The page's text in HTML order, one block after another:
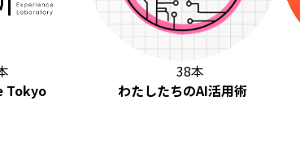
わたしたちのAI活用術
38本
Tokyo